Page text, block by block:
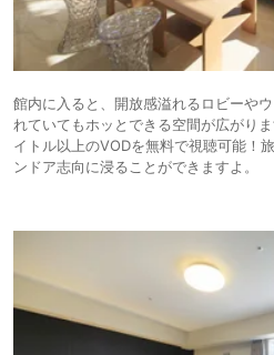
館内に入ると、開放感溢れるロビーや
れていてもホッとできる空間が広がり
イトル以上のVODを無料で視聴可能！
ンドア志向に浸ることができますよ。